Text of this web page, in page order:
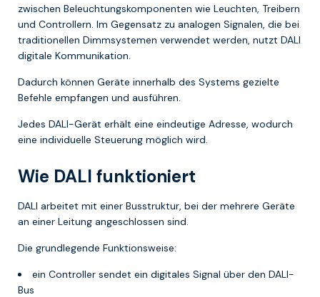
zwischen Beleuchtungskomponenten wie Leuchten, Treibern
und Controllern. Im Gegensatz zu analogen Signalen, die bei
traditionellen Dimmsystemen verwendet werden, nutzt DALI
digitale Kommunikation.
Dadurch können Geräte innerhalb des Systems gezielte
Befehle empfangen und ausführen.
Jedes DALI-Gerät erhält eine eindeutige Adresse, wodurch
eine individuelle Steuerung möglich wird.
Wie DALI funktioniert
DALI arbeitet mit einer Busstruktur, bei der mehrere Geräte
an einer Leitung angeschlossen sind.
Die grundlegende Funktionsweise:
ein Controller sendet ein digitales Signal über den DALI-
Bus